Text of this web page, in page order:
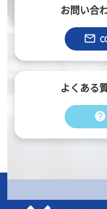
お問い合
email
よくある
help
会社情報